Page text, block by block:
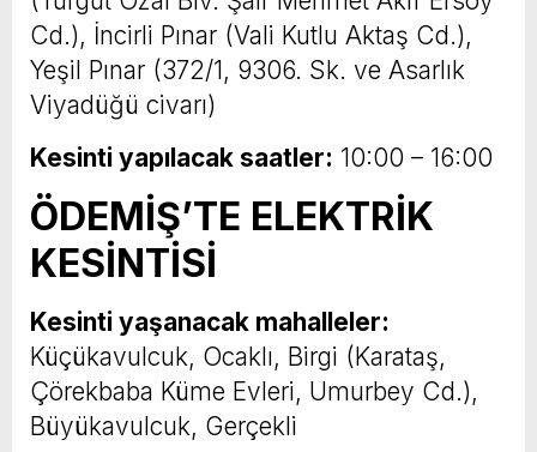
Cd.), İncirli Pınar (Vali Kutlu Aktaş Cd.),
Yeşil Pınar (372/1, 9306. Sk. ve Asarlık
Viyadüğü civarı)
Kesinti yapılacak saatler: 10:00 – 16:00
ÖDEMİŞ’TE ELEKTRİK
KESİNTİSİ
Kesinti yaşanacak mahalleler:
Küçükavulcuk, Ocaklı, Birgi (Karataş,
Çörekbaba Küme Evleri, Umurbey Cd.),
Büyükavulcuk, Gerçekli